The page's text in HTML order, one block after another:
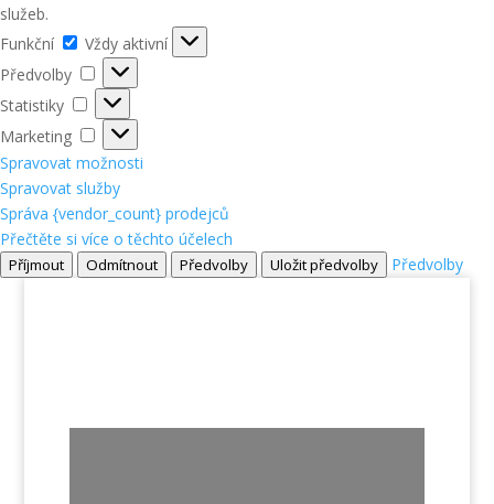
služeb.
Funkční
Funkční
Vždy aktivní
Předvolby
Předvolby
Statistiky
Statistiky
Marketing
Marketing
Spravovat možnosti
Spravovat služby
Správa {vendor_count} prodejců
Přečtěte si více o těchto účelech
Příjmout Odmítnout Předvolby Uložit předvolby Předvolby